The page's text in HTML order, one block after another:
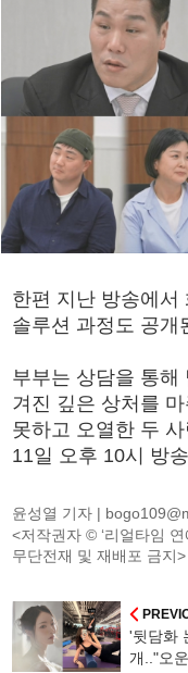
한편 지난 방송에서
솔루션 과정도 공개
부부는 상담을 통해
겨진 깊은 상처를
못하고 오열한 두
11일 오후 10시 방
윤성열 기자 |
<저작권자 © ‘리얼타임
무단전재 및 재배포 금지>
'뒷담화
개.."오